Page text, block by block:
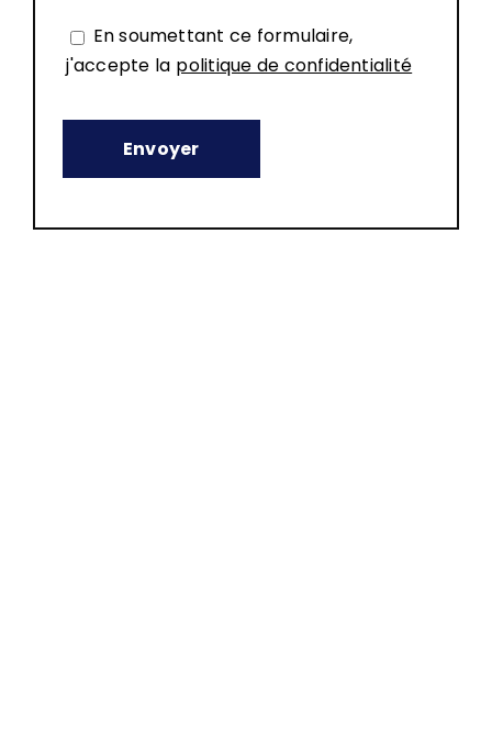
En soumettant ce formulaire,
j'accepte la politique de confidentialité